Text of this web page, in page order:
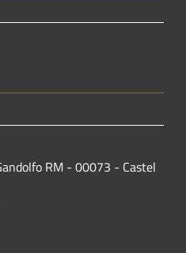
RM - 00073 - Castel